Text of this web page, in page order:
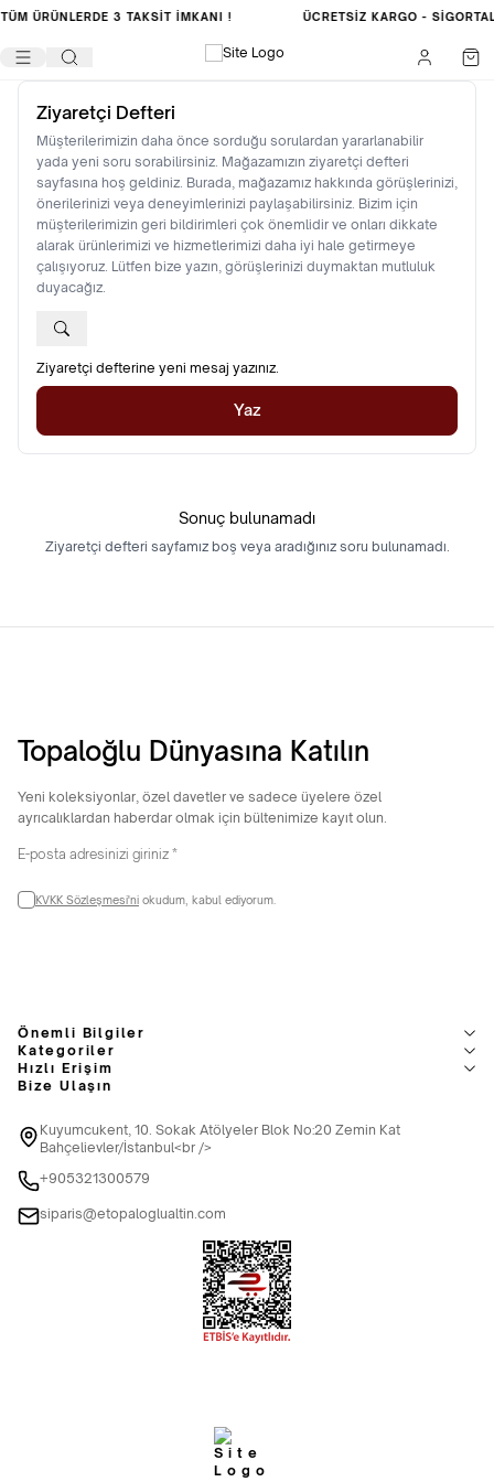
TÜM ÜRÜNLERDE 3 TAKSİT İMKANI ! ÜCRETSIZ KARGO -
Ziyaretçi Defteri
Müşterilerimizin daha önce sorduğu sorulardan yararlanabilir
yada yeni soru sorabilirsiniz. Mağazamızın ziyaretçi defteri
sayfasına hoş geldiniz. Burada, mağazamız hakkında görüşlerinizi,
önerilerinizi veya deneyimlerinizi paylaşabilirsiniz. Bizim için
müşterilerimizin geri bildirimleri çok önemlidir ve onları dikkate
alarak ürünlerimizi ve hizmetlerimizi daha iyi hale getirmeye
çalışıyoruz. Lütfen bize yazın, görüşlerinizi duymaktan mutluluk
duyacağız.
Ziyaretçi defterine yeni mesaj yazınız.
Yaz
Sonuç bulunamadı
Ziyaretçi defteri sayfamız boş veya aradığınız soru bulunamadı.
Topaloğlu Dünyasına Katılın
Yeni koleksiyonlar, özel davetler ve sadece üyelere özel
ayrıcalıklardan haberdar olmak için bültenimize kayıt olun.
KVKK Sözleşmesi'ni okudum, kabul ediyorum.
Önemli Bilgiler
Kategoriler
Hızlı Erişim
Bize Ulaşın
Kuyumcukent, 10. Sokak Atölyeler Blok No:20 Zemin Kat
Bahçelievler/İstanbul<br />
+905321300579
siparis@etopaloglualtin.com